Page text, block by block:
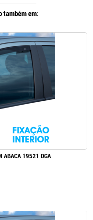
também em:
ABACA 19521 DGA